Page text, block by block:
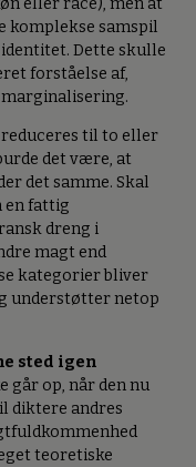
eller race), men at
komplekse samspil
Dette skulle
forståelse af,
til to eller
det være, at
det samme. Skal
en fattig
dreng i
magt end
kategorier bliver
understøtter netop
sted igen
går op, når den nu
diktere andres
teoretiske